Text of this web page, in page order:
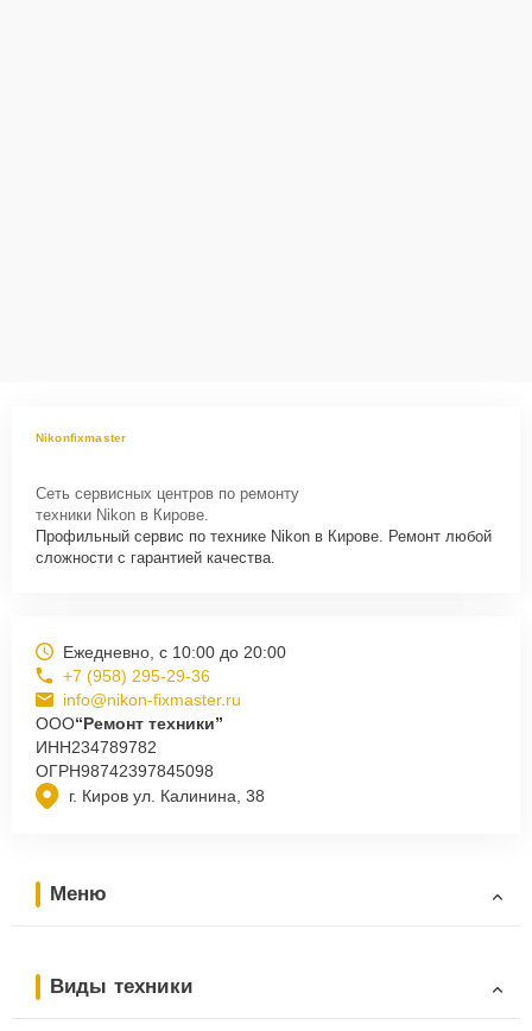
Nikonfixmaster
Сеть сервисных центров по ремонту
техники Nikon в Кирове.
Профильный сервис по технике Nikon в Кирове. Ремонт любой
сложности с гарантией качества.
г. Киров ул. Калинина, 38
Ежедневно, с 10:00 до 20:00
+7 (958) 295-29-36
info@nikon-fixmaster.ru
ООО“Ремонт техники”
ИНН234789782
ОГРН98742397845098
Меню
Виды техники